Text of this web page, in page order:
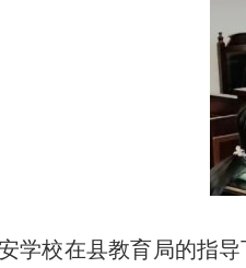
校在县教育局的指导